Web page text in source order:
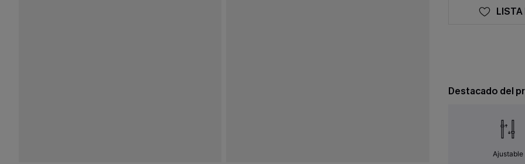
LISTA
Destacado del
Ajustable